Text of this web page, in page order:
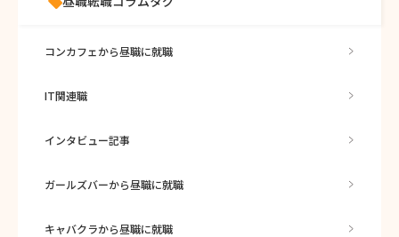
コンカフェから昼職に就職
IT関連職
インタビュー記事
ガールズバーから昼職に就職
キャバクラから昼職に就職